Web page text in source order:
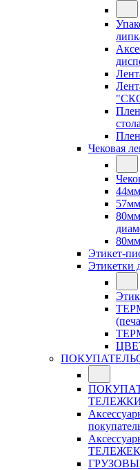
Чековая
Этикет-
Этикетки
ТЕЛЕЖЕК